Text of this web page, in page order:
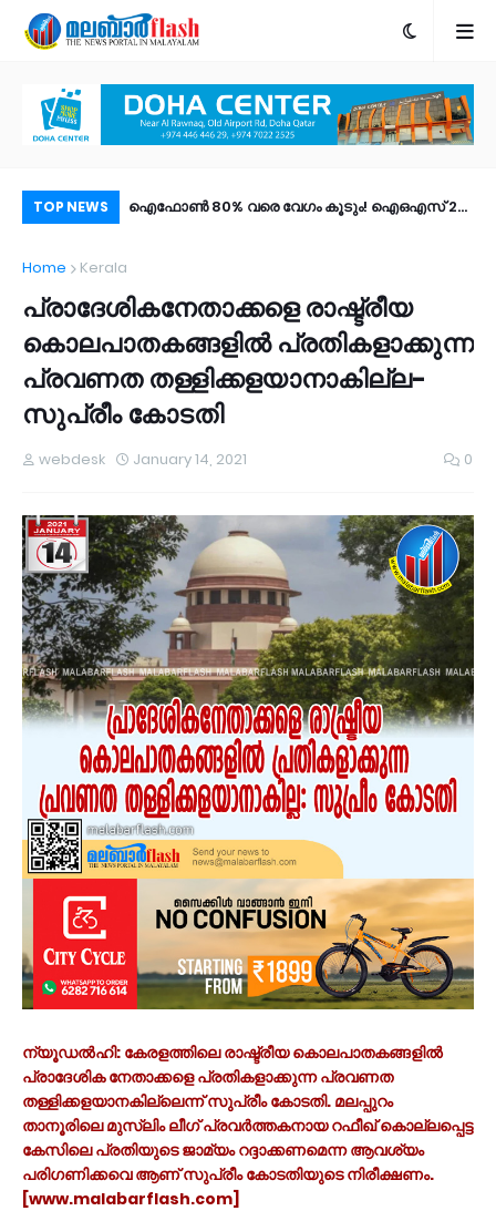
TOP NEWS
ഫോൺ
പേർ!
ഐഫോൺ 80% വരെ വേഗം കൂടും! ഐഒഎസ് 27
Home
Kerala
പ്രാദേശികനേതാക്കളെ രാഷ്ട്രീയ
കൊലപാതകങ്ങളില്‍ പ്രതികളാക്കുന്ന
പ്രവണത തള്ളിക്കളയാനാകില്ല-
സുപ്രീം കോടതി
webdesk January 14, 2021 0
ന്യൂഡല്‍ഹി: കേരളത്തിലെ രാഷ്ട്രീയ കൊലപാതകങ്ങളില്‍
പ്രാദേശിക നേതാക്കളെ പ്രതികളാക്കുന്ന പ്രവണത
തള്ളിക്കളയാനകില്ലെന്ന് സുപ്രീം കോടതി. മലപ്പുറം
താനൂരിലെ മുസ്ലിം ലീഗ് പ്രവര്‍ത്തകനായ റഫീഖ് കൊല്ലപ്പെട്ട
കേസിലെ പ്രതിയുടെ ജാമ്യം റദ്ദാക്കണമെന്ന ആവശ്യം
പരിഗണിക്കവെ ആണ് സുപ്രീം കോടതിയുടെ നിരീക്ഷണം.
[www.malabarflash.com]